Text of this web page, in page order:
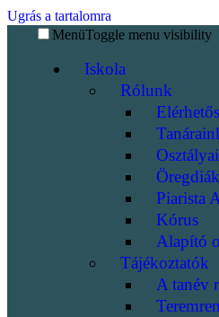
Ugrás a tartalomra
MenüToggle menu visibility
Iskola
Rólunk
Piarista
Kórus
Alapító
Tájékoztatók
A tanév